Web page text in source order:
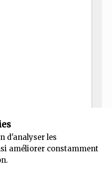
d'analyser les
améliorer constamment